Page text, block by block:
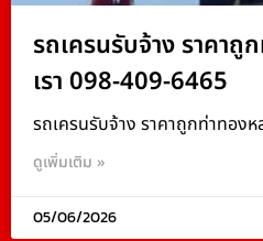
รถเครนรับจ้าง ราคา
เรา 098-409-6465
รถเครนรับจ้าง ราคาถูกท่าทองห
ดูเพิ่มเติม »
05/06/2026